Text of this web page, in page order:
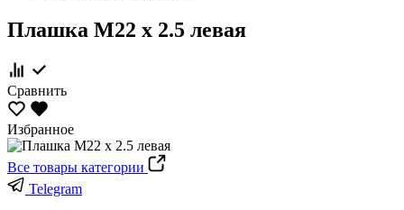
Плашка М22 х 2.5 левая
Сравнить
Избранное
Все товары категории
Telegram